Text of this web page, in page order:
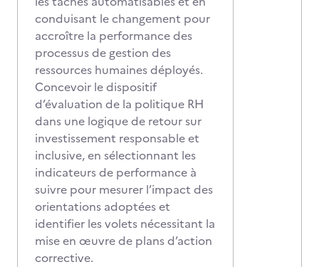
conduisant le changement pour
accroître la performance des
processus de gestion des
ressources humaines déployés.
Concevoir le dispositif
d’évaluation de la politique RH
dans une logique de retour sur
investissement responsable et
inclusive, en sélectionnant les
indicateurs de performance à
suivre pour mesurer l’impact des
orientations adoptées et
identifier les volets nécessitant la
mise en œuvre de plans d’action
corrective.